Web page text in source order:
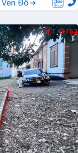
Ven Đô→
T 753